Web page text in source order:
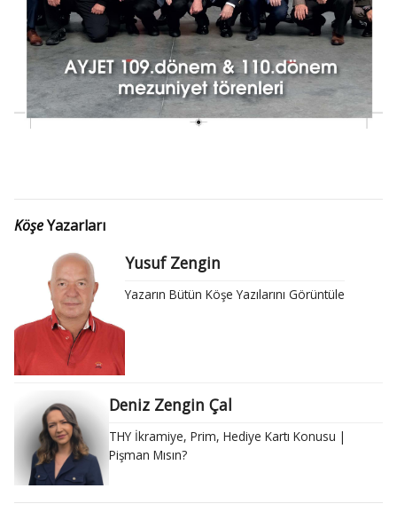
KöşeYazarları
Yusuf Zengin
Yazarın Bütün Köşe Yazılarını Görüntüle
Deniz Zengin Çal
THY İkramiye, Prim, Hediye Kartı Konusu |
Pişman Mısın?